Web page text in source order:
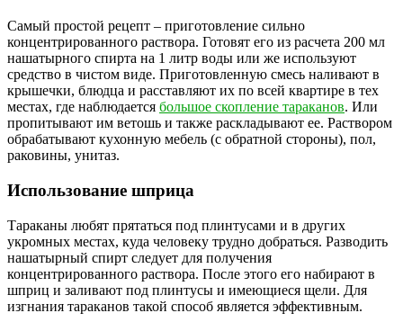
Самый простой рецепт – приготовление сильно
концентрированного раствора. Готовят его из расчета 200 мл
нашатырного спирта на 1 литр воды или же используют
средство в чистом виде. Приготовленную смесь наливают в
крышечки, блюдца и расставляют их по всей квартире в тех
местах, где наблюдается большое скопление тараканов. Или
пропитывают им ветошь и также раскладывают ее. Раствором
обрабатывают кухонную мебель (с обратной стороны), пол,
раковины, унитаз.
Использование шприца
Тараканы любят прятаться под плинтусами и в других
укромных местах, куда человеку трудно добраться. Разводить
нашатырный спирт следует для получения
концентрированного раствора. После этого его набирают в
шприц и заливают под плинтусы и имеющиеся щели. Для
изгнания тараканов такой способ является эффективным.